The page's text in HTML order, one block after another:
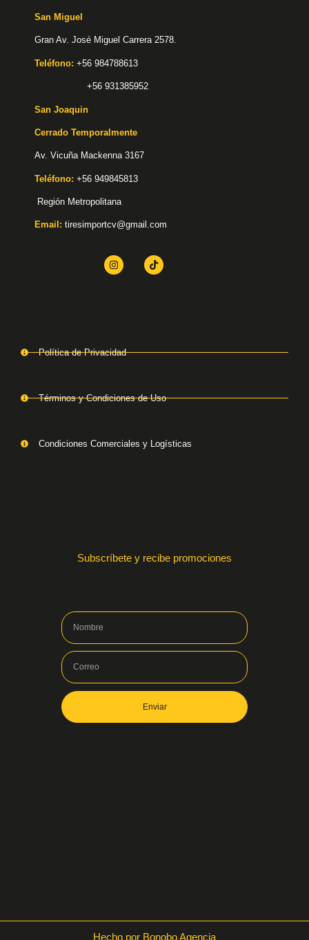
San Miguel
Gran Av. José Miguel Carrera 2578.
Teléfono: +56 984788613
+56 931385952
San Joaquin
Cerrado Temporalmente
Av. Vicuña Mackenna 3167
Teléfono: +56 949845813
Región Metropolitana
Email: tiresimportcv@gmail.com
Política de Privacidad
Términos y Condiciones de Uso
Condiciones Comerciales y Logísticas
Subscríbete y recibe promociones
Enviar
Hecho por Bonobo Agencia